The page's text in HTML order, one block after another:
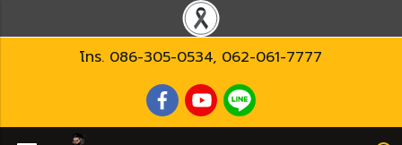
โทร. 086-305-0534, 062-061-7777